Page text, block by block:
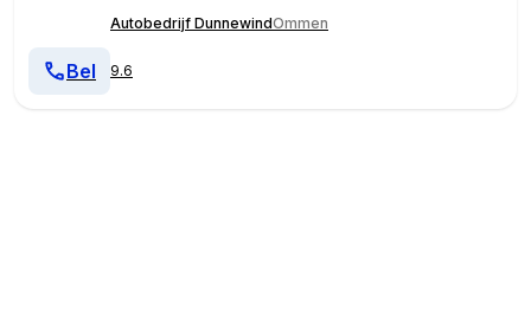
Autobedrijf DunnewindOmmen
9.6
Bel